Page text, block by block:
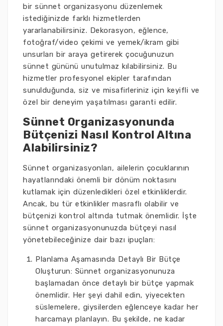
bir sünnet organizasyonu düzenlemek
istediğinizde farklı hizmetlerden
yararlanabilirsiniz. Dekorasyon, eğlence,
fotoğraf/video çekimi ve yemek/ikram gibi
unsurları bir araya getirerek çocuğunuzun
sünnet gününü unutulmaz kılabilirsiniz. Bu
hizmetler profesyonel ekipler tarafından
sunulduğunda, siz ve misafirleriniz için keyifli ve
özel bir deneyim yaşatılması garanti edilir.
Sünnet Organizasyonunda
Bütçenizi Nasıl Kontrol Altına
Alabilirsiniz?
Sünnet organizasyonları, ailelerin çocuklarının
hayatlarındaki önemli bir dönüm noktasını
kutlamak için düzenledikleri özel etkinliklerdir.
Ancak, bu tür etkinlikler masraflı olabilir ve
bütçenizi kontrol altında tutmak önemlidir. İşte
sünnet organizasyonunuzda bütçeyi nasıl
yönetebileceğinize dair bazı ipuçları:
Planlama Aşamasında Detaylı Bir Bütçe
Oluşturun: Sünnet organizasyonunuza
başlamadan önce detaylı bir bütçe yapmak
önemlidir. Her şeyi dahil edin, yiyecekten
süslemelere, giysilerden eğlenceye kadar her
harcamayı planlayın. Bu şekilde, ne kadar